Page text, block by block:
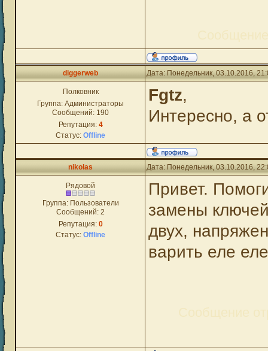
diggerweb Дата: Понедельник, 03.10.2016,
Полковник
Группа: Администраторы
Сообщений: 190
Репутация: 4
Статус: Offline
Fgtz,
Интересно, а
nikolas Дата: Понедельник, 03.10.2016,
Рядовой
Группа: Пользователи
Сообщений: 2
Репутация: 0
Статус: Offline
Привет.
замены
двух,
варить еле